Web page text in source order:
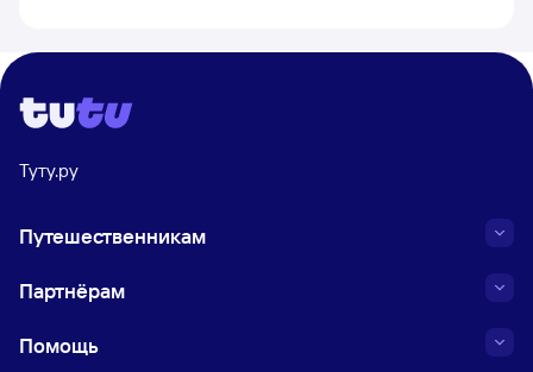
Туту.ру
Путешественникам
Партнёрам
Помощь